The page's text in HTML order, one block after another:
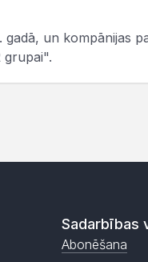
un kompānijas
grupai".
Sadarbības
Abonēšana